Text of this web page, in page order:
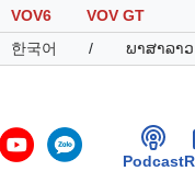
VOV6
VOV GT
한국어 / ພາສາລາວ
Podcast